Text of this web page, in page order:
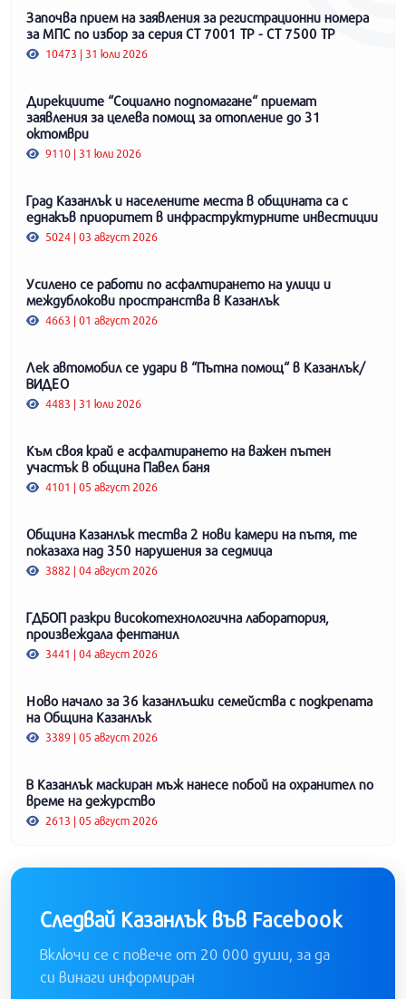
Започва прием на заявления за регистрационни номера
за МПС по избор за серия СТ 7001 ТР - СТ 7500 ТР
10473 | 31 юли 2026
Дирекциите “Социално подпомагане“ приемат
заявления за целева помощ за отопление до 31
октомври
9110 | 31 юли 2026
Град Казанлък и населените места в общината са с
еднакъв приоритет в инфраструктурните инвестиции
5024 | 03 август 2026
Усилено се работи по асфалтирането на улици и
междублокови пространства в Казанлък
4663 | 01 август 2026
Лек автомобил се удари в “Пътна помощ“ в Казанлък/
ВИДЕО
4483 | 31 юли 2026
Към своя край е асфалтирането на важен пътен
участък в община Павел баня
4101 | 05 август 2026
Община Казанлък тества 2 нови камери на пътя, те
показаха над 350 нарушения за седмица
3882 | 04 август 2026
ГДБОП разкри високотехнологична лаборатория,
произвеждала фентанил
3441 | 04 август 2026
Ново начало за 36 казанлъшки семейства с подкрепата
на Община Казанлък
3389 | 05 август 2026
В Казанлък маскиран мъж нанесе побой на охранител по
време на дежурство
2613 | 05 август 2026
Следвай Казанлък във Facebook
Включи се с повече от 20 000 души, за да
си винаги информиран